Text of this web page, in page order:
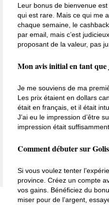
Leur bonus de bienvenue
qui est rare. Mais ce qui me
chaque semaine, le
par email, mais c’est
proposant de la valeur, pas
Mon avis initial en tant
Je me souviens de ma
Les prix étaient en dollars
était en français, et il était
J’ai eu le impression d’être
impression était
Comment débuter sur
Si vous voulez tenter
province. Créez un compte
vos gains. Bénéficiez du
miser pour de l’argent,